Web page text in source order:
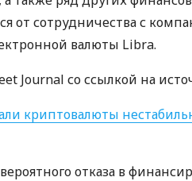
от сотрудничества с
валюты Libra.
Journal со ссылкой на
криптовалюты
отказа в